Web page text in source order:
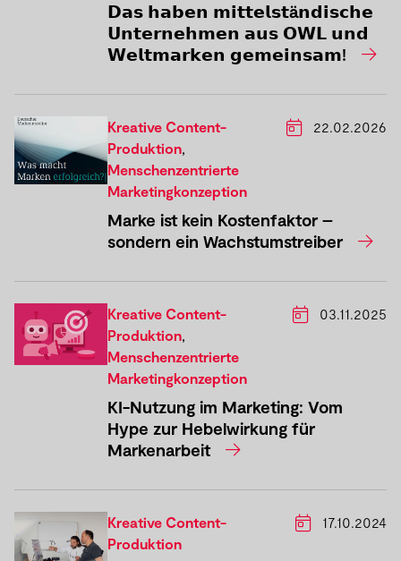
𝗗𝗮𝘀 𝗵𝗮𝗯𝗲𝗻 𝗺𝗶𝘁𝘁𝗲𝗹𝘀𝘁ä𝗻𝗱𝗶𝘀𝗰𝗵𝗲
𝗨𝗻𝘁𝗲𝗿𝗻𝗲𝗵𝗺𝗲𝗻 𝗮𝘂𝘀 𝗢𝗪𝗟 𝘂𝗻𝗱
𝗪𝗲𝗹𝘁𝗺𝗮𝗿𝗸𝗲𝗻 𝗴𝗲𝗺𝗲𝗶𝗻𝘀𝗮𝗺!
Kreative Content-
Produktion,
Menschenzentrierte
Marketingkonzeption
22.02.2026
Marke ist kein Kostenfaktor –
sondern ein Wachstumstreiber
Kreative Content-
Produktion,
Menschenzentrierte
Marketingkonzeption
03.11.2025
KI-Nutzung im Marketing: Vom
Hype zur Hebelwirkung für
Markenarbeit
Kreative Content-
Produktion
17.10.2024